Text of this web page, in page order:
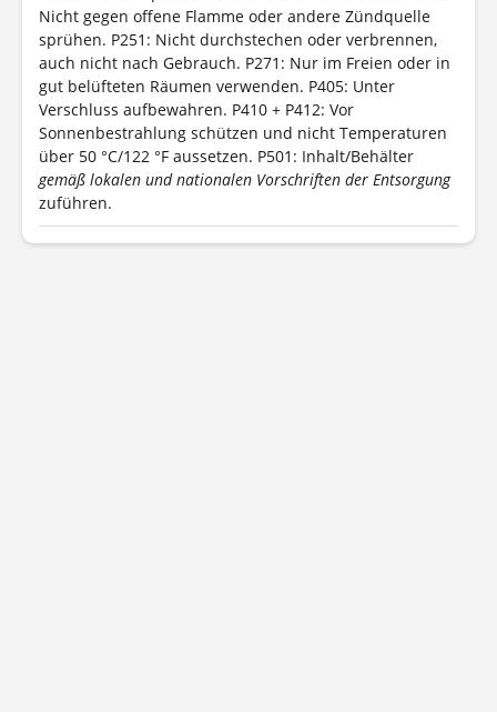
Nicht gegen offene Flamme oder andere Zündquelle
sprühen. P251: Nicht durchstechen oder verbrennen,
auch nicht nach Gebrauch. P271: Nur im Freien oder in
gut belüfteten Räumen verwenden. P405: Unter
Verschluss aufbewahren. P410 + P412: Vor
Sonnenbestrahlung schützen und nicht Temperaturen
über 50 °C/122 °F aussetzen. P501: Inhalt/Behälter
gemäß lokalen und nationalen Vorschriften der Entsorgung
zuführen.